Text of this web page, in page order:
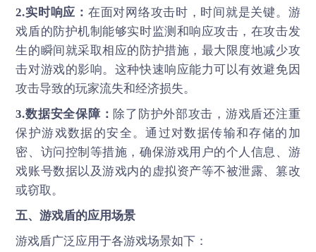
2.实时响应： 在面对网络攻击时，时间就是关键。游
戏盾的防护机制能够实时监测和响应攻击，在攻击发
生的瞬间就采取相应的防护措施，最大限度地减少攻
击对游戏的影响。这种快速响应能力可以有效避免因
攻击导致的玩家流失和经济损失。
3.数据安全保障： 除了防护外部攻击，游戏盾还注重
保护游戏数据的安全。通过对数据传输和存储的加
密、访问控制等措施，确保游戏用户的个人信息、游
戏账号数据以及游戏内的虚拟资产等不被泄露、篡改
或窃取。
五、游戏盾的应用场景
游戏盾广泛应用于各游戏场景如下：